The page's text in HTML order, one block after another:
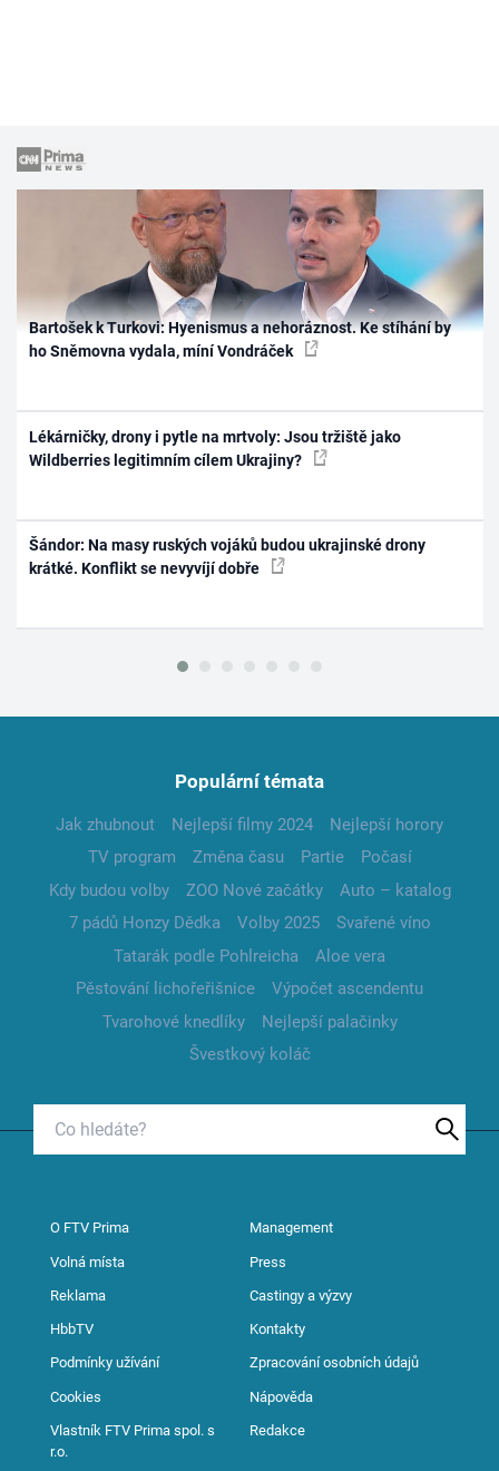
Bartošek k Turkovi: Hyenismus a nehoráznost. Ke stíhání by
ho Sněmovna vydala, míní Vondráček
Lékárničky, drony i pytle na mrtvoly: Jsou tržiště jako
Wildberries legitimním cílem Ukrajiny?
Šándor: Na masy ruských vojáků budou ukrajinské drony
krátké. Konflikt se nevyvíjí dobře
Populární témata
Jak zhubnout Nejlepší filmy 2024
Nejlepší horory
TV program
Změna času Partie
Počasí
Kdy budou volby
ZOO Nové začátky
Auto – katalog
7 pádů Honzy Dědka
Volby 2025
Svařené víno
Tatarák podle Pohlreicha
Aloe vera
Pěstování lichořeřišnice
Výpočet ascendentu
Tvarohové knedlíky
Nejlepší palačinky
Švestkový koláč
O FTV Prima Management
Volná místa Press
Reklama Castingy a výzvy
HbbTV Kontakty
Podmínky užívání Zpracování osobních údajů
Cookies Nápověda
Vlastník FTV Prima spol. s
r.o.
Redakce